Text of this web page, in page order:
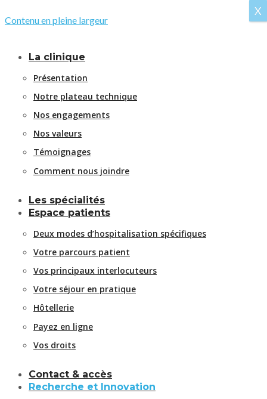
Contenu en pleine largeur
La clinique
Présentation
Notre plateau technique
Nos engagements
Nos valeurs
Témoignages
Comment nous joindre
Les spécialités
Espace patients
Deux modes d’hospitalisation spécifiques
Votre parcours patient
Vos principaux interlocuteurs
Votre séjour en pratique
Hôtellerie
Payez en ligne
Vos droits
Contact & accès
Recherche et Innovation
X